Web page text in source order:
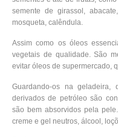
semente de girassol,
mosqueta, calêndula.
Assim como os óleos
vegetais de qualidade. São
evitar óleos de supermercado,
Guardando-os na
derivados de petróleo são
são bem absorvidos pela
creme e gel neutros, álcool,